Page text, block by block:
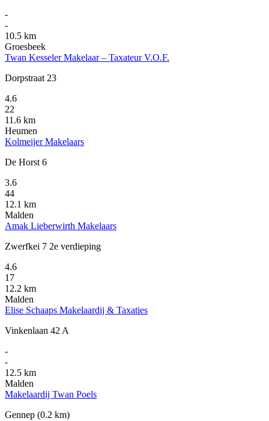
-
-
10.5 km
Groesbeek
Twan Kesseler Makelaar – Taxateur V.O.F.
Dorpstraat 23
4.6
22
11.6 km
Heumen
Kolmeijer Makelaars
De Horst 6
3.6
44
12.1 km
Malden
Amak Lieberwirth Makelaars
Zwerfkei 7 2e verdieping
4.6
17
12.2 km
Malden
Elise Schaaps Makelaardij & Taxaties
Vinkenlaan 42 A
-
-
12.5 km
Malden
Makelaardij Twan Poels
Gennep (0.2 km)